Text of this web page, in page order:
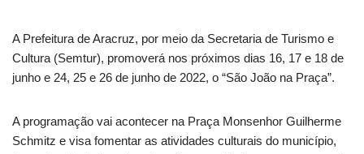
A Prefeitura de Aracruz, por meio da Secretaria de Turismo e
Cultura (Semtur), promoverá nos próximos dias 16, 17 e 18 de
junho e 24, 25 e 26 de junho de 2022, o “São João na Praça”.
A programação vai acontecer na Praça Monsenhor Guilherme
Schmitz e visa fomentar as atividades culturais do município,